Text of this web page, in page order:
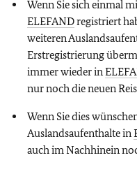
Wenn Sie sich einmal
ELEFANDregistriert
weiteren
Erstregistrierung
immer wieder in
nur noch die neuen
Wenn Sie dies
Auslandsaufenthalte in
auch im Nachhinein